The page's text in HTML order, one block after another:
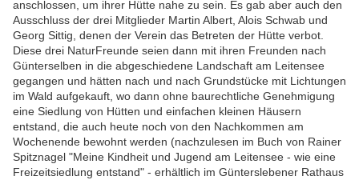
anschlossen, um ihrer Hütte nahe zu sein. Es gab aber auch den
Ausschluss der drei Mitglieder Martin Albert, Alois Schwab und
Georg Sittig, denen der Verein das Betreten der Hütte verbot.
Diese drei NaturFreunde seien dann mit ihren Freunden nach
Günterselben in die abgeschiedene Landschaft am Leitensee
gegangen und hätten nach und nach Grundstücke mit Lichtungen
im Wald aufgekauft, wo dann ohne baurechtliche Genehmigung
eine Siedlung von Hütten und einfachen kleinen Häusern
entstand, die auch heute noch von den Nachkommen am
Wochenende bewohnt werden (nachzulesen im Buch von Rainer
Spitznagel "Meine Kindheit und Jugend am Leitensee - wie eine
Freizeitsiedlung entstand" - erhältlich im Günterslebener Rathaus